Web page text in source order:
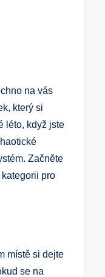
na vás
který si
léto, když jste
Začněte
pro
místě si dejte
se na